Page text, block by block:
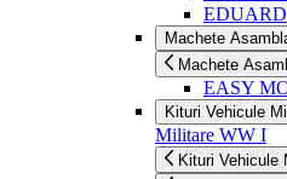
EDUARD
Machete
Machete
EASY
Kituri Vehicule
Militare WW I
Kituri Vehicule